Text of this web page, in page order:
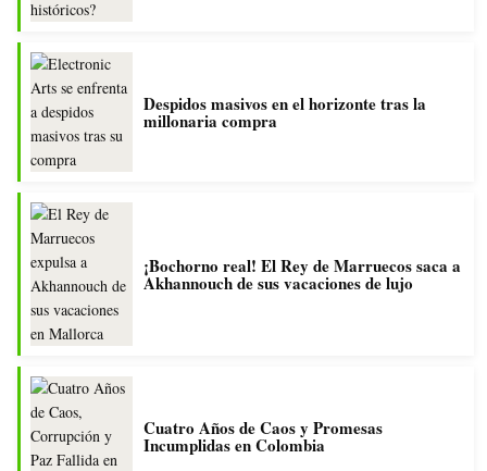
Despidos masivos en el horizonte tras la
millonaria compra
¡Bochorno real! El Rey de Marruecos saca a
Akhannouch de sus vacaciones de lujo
Cuatro Años de Caos y Promesas
Incumplidas en Colombia